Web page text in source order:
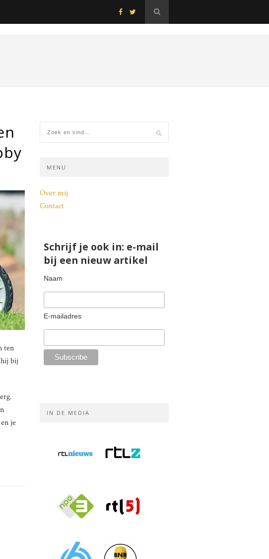
ten
bij
je
MENU
Over mij
Contact
Schrijf je ook in: e-mail
bij een nieuw artikel
Naam
E-mailadres
IN DE MEDIA